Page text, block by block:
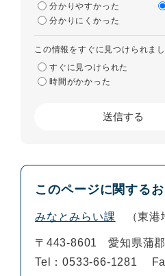
分かりやすかった
分かりにくかった
この情報をすぐに見つけられま
すぐに見つけられた
時間がかかった
このページに関する
みなとみらい課 東港
〒443-8601
愛知県蒲
Tel：0533-66-1281